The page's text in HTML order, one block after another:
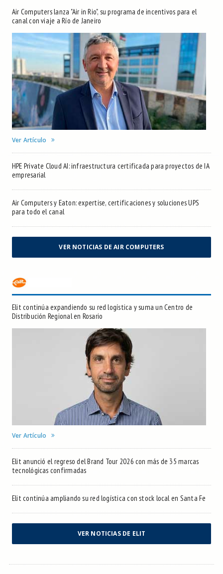
Air Computers lanza "Air in Rio", su programa de incentivos para el
canal con viaje a Río de Janeiro
Ver Artículo
HPE Private Cloud AI: infraestructura certificada para proyectos de IA
empresarial
Air Computers y Eaton: expertise, certificaciones y soluciones UPS
para todo el canal
VER NOTICIAS DE AIR COMPUTERS
Elit continúa expandiendo su red logística y suma un Centro de
Distribución Regional en Rosario
Ver Artículo
Elit anunció el regreso del Brand Tour 2026 con más de 35 marcas
tecnológicas confirmadas
Elit continúa ampliando su red logística con stock local en Santa Fe
VER NOTICIAS DE ELIT